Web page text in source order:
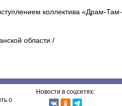
коллектива «Драм-Там-
области /
о
Новости в соцсетях: